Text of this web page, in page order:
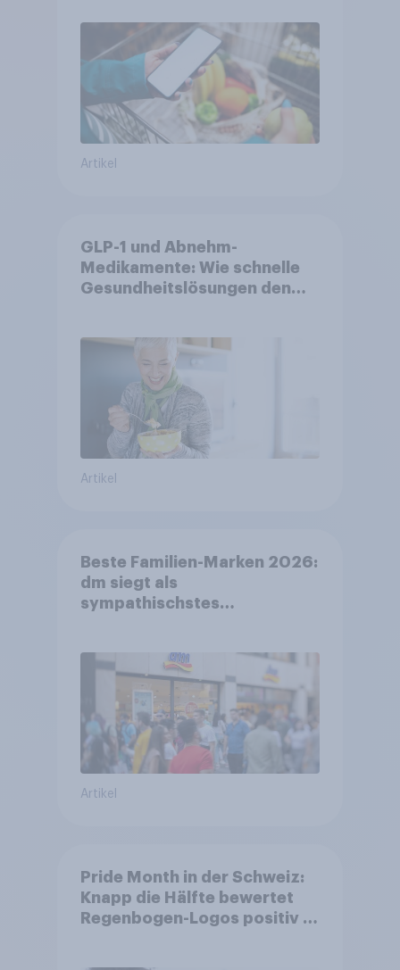
Artikel
GLP-1 und Abnehm-
Medikamente: Wie schnelle
Gesundheitslösungen den
Artikel
Beste Familien-Marken 2026:
dm siegt als
sympathischstes
Artikel
Pride Month in der Schweiz:
Knapp die Hälfte bewertet
Regenbogen-Logos positiv –